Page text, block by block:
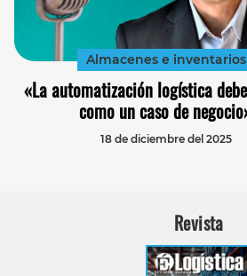
Almacenes e inventarios
«La automatización logística
como un caso de
18 de diciembre del 2025
Revista